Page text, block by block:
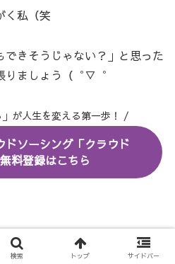
く私（笑
きそうじゃない？」と思った
りましょう（゜▽゜
が人生を変える第一歩！ /
ドソーシング「クラウド
料登録はこちら
検索 トップ サイドバー